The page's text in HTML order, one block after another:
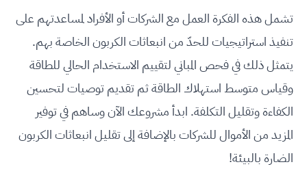
تشمل هذه الفكرة العمل مع الشركات أو الأفراد لمساعدتهم على
تنفيذ استراتيجيات للحدّ من انبعاثات الكربون الخاصة بهم.
يتمثل ذلك في فحص المباني لتقييم الاستخدام الحالي للطاقة
وقياس متوسط استهلاك الطاقة ثم تقديم توصيات لتحسين
الكفاءة وتقليل التكلفة. ابدأ مشروعك الآن وساهم في توفير
المزيد من الأموال للشركات بالإضافة إلى تقليل انبعاثات الكربون
الضارة بالبيئة!